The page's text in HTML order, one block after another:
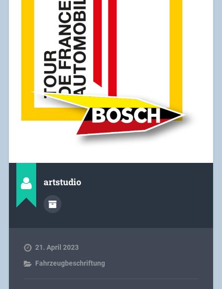
artstudio
21. April 2023
Fahrzeugbeschriftung